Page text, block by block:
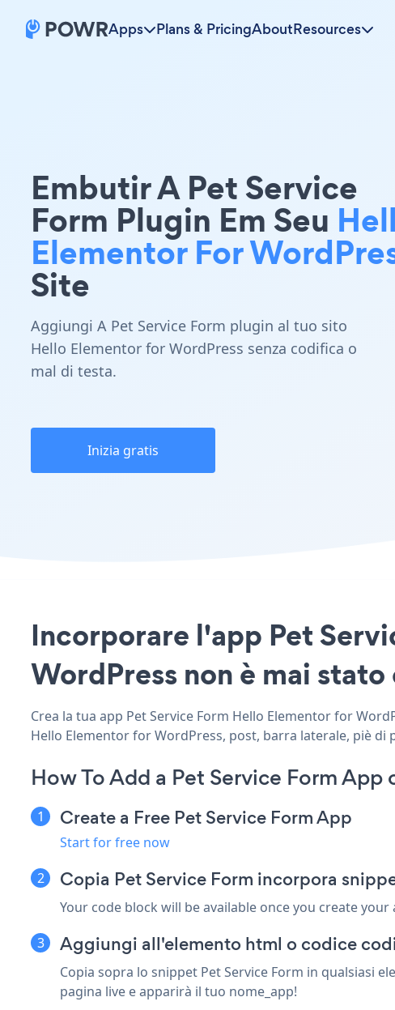
Apps Plans & PricingAboutResources
Embutir A Pet Service
Form Plugin Em Seu
Elementor For
Site
Aggiungi A Pet Service Form plugin al tuo sito
Hello Elementor for WordPress senza codifica o
mal di testa.
Inizia gratis
Incorporare l'app Pet
WordPress non è mai
Crea la tua app Pet Service Form Hello Elementor for
Hello Elementor for WordPress, post, barra laterale, piè
How To Add a Pet Service Form
Create a Free Pet Service Form App
Start for free now
Copia Pet Service Form incorpora
Your code block will be available once you create your
Aggiungi all'elemento html o codice
Copia sopra lo snippet Pet Service Form in qualsiasi
pagina live e apparirà il tuo nome_app!